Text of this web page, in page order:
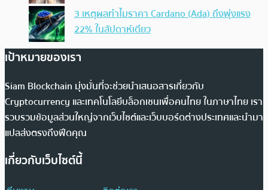
3 เหตุผลทำไมราคา Cardano (Ada) ถึงพุ่งแรง
22% ในสัปดาห์เดียว
เป้าหมายของเรา
Siam Blockchain มุ่งมั่นที่จะช่วยนำเสนอสารเกี่ยวกับ
Cryptocurrency และเทคโนโลยีบล็อกเชนเพื่อคนไทย ในภาษาไทย เรา
รวบรวมข้อมูลส่วนใหญ่จากเว็บไซต์และเว็บบอร์ดต่างประเทศและนำมา
แปลส่งตรงถึงฟีดคุณ
เกี่ยวกับเว็บไซต์นี้